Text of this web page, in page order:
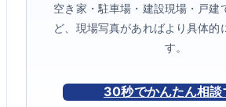
空き家・駐車場・建設現場・戸建
ど、現場写真があればより具体的
す。
30秒でかんたん相談